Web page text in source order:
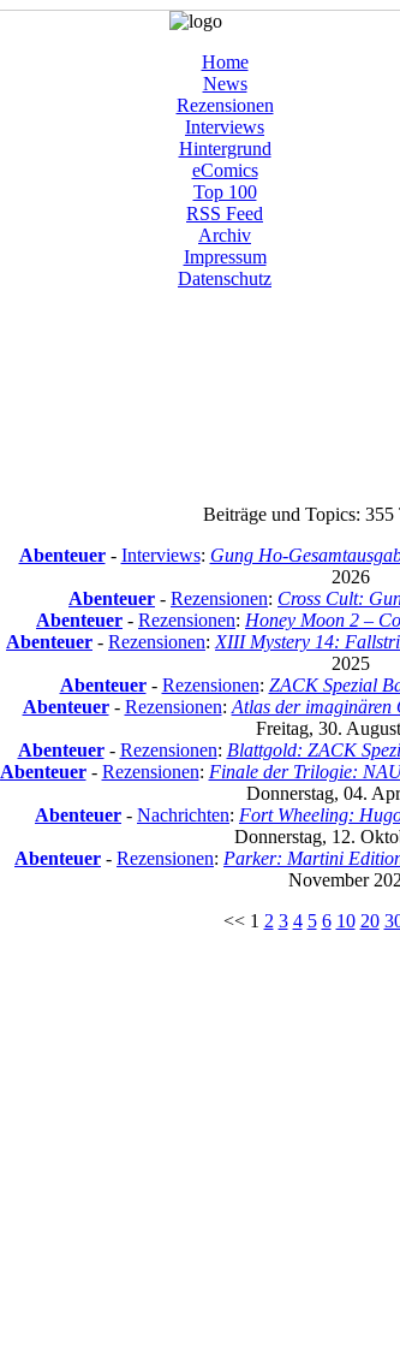
Home
News
Rezensionen
Interviews
Hintergrund
eComics
Top 100
RSS Feed
Archiv
Impressum
Datenschutz
Beiträge und Topics: 355
Abenteuer- Interviews: Gung Ho-
2026
Abenteuer - Rezensionen: Cross Cult:
Abenteuer - Rezensionen: Honey Moon 2 –
Abenteuer - Rezensionen: XIII Mystery 14:
2025
Abenteuer- Rezensionen: ZACK Spezial
Abenteuer- Rezensionen: Atlas der imaginären
Freitag, 30.
Abenteuer- Rezensionen: Blattgold: ZACK
Abenteuer- Rezensionen: Finale der Trilogie:
Donnerstag, 04.
Abenteuer - Nachrichten: Fort Wheeling:
Donnerstag, 12.
Abenteuer - Rezensionen: Parker: Martini
November
<< 1 2 3 4 5 6 10 20